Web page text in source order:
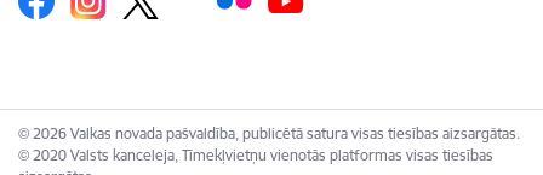
© 2026 Valkas novada pašvaldība, publicētā satura visas tiesības aizsargātas.
© 2020 Valsts kanceleja, Tīmekļvietņu vienotās platformas visas tiesības